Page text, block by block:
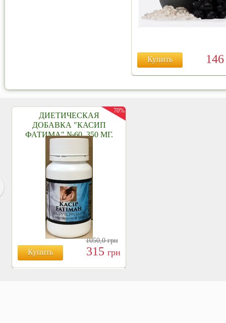
Купить
ДИЕТИЧЕСКАЯ
ДОБАВКА "КАСИП
ФАТИМА" №60, 350 МГ.
Купить
1050,0грн
315 грн
70%